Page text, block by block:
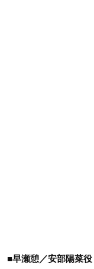
■早瀬憩／安部陽菜役